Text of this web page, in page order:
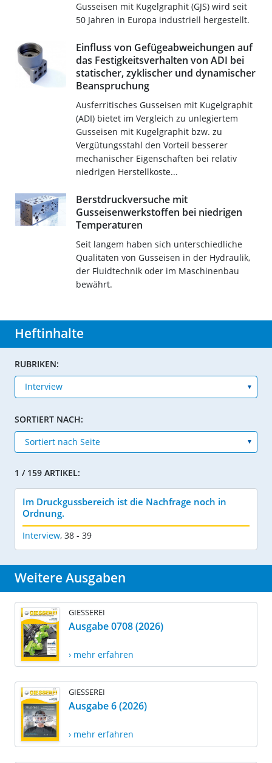
Gusseisen mit Kugelgraphit (GJS) wird seit
50 Jahren in Europa industriell hergestellt.
Einfluss von Gefügeabweichungen auf
das Festigkeitsverhalten von ADI bei
statischer, zyklischer und dynamischer
Beanspruchung
Ausferritisches Gusseisen mit Kugelgraphit
(ADI) bietet im Vergleich zu unlegiertem
Gusseisen mit Kugelgraphit bzw. zu
Vergütungsstahl den Vorteil besserer
mechanischer Eigenschaften bei relativ
niedrigen Herstellkoste...
Berstdruckversuche mit
Gusseisenwerkstoffen bei niedrigen
Temperaturen
Seit langem haben sich unterschiedliche
Qualitäten von Gusseisen in der Hydraulik,
der Fluidtechnik oder im Maschinenbau
bewährt.
Heftinhalte
RUBRIKEN:
SORTIERT NACH:
1 / 159 ARTIKEL:
Im Druckgussbereich ist die Nachfrage noch in
Ordnung.
Interview, 38 - 39
Weitere Ausgaben
GIESSEREI
Ausgabe 0708 (2026)
› mehr erfahren
GIESSEREI
Ausgabe 6 (2026)
› mehr erfahren